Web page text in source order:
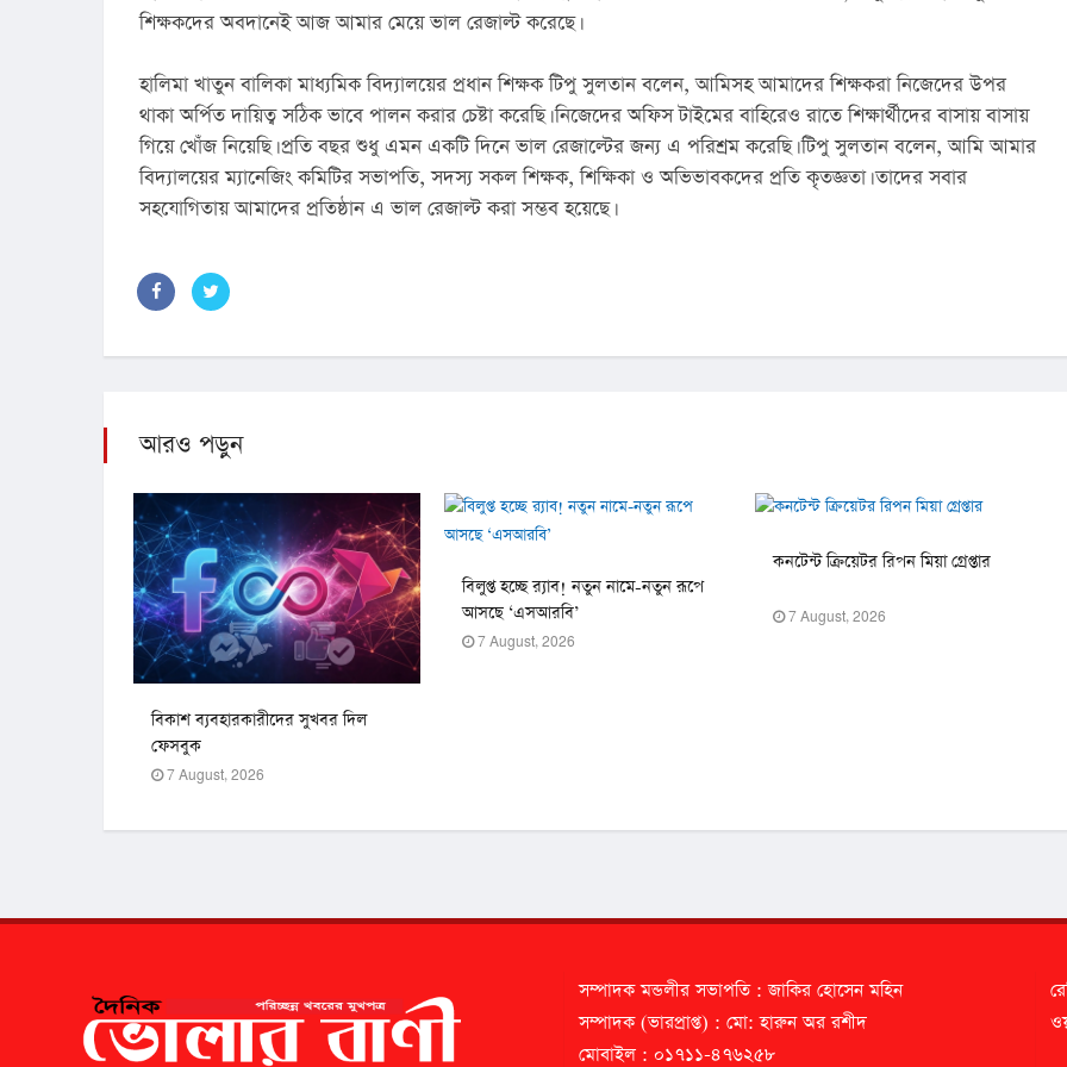
শিক্ষকদের অবদানেই আজ আমার মেয়ে ভাল রেজাল্ট করেছে।
হালিমা খাতুন বালিকা মাধ্যমিক বিদ্যালয়ের প্রধান শিক্ষক টিপু সুলতান বলেন, আমিসহ আমাদের শিক্ষকরা নিজেদের উপর
থাকা অর্পিত দায়িত্ব সঠিক ভাবে পালন করার চেষ্টা করেছি। নিজেদের অফিস টাইমের বাহিরেও রাতে শিক্ষার্থীদের বাসায় বাসায়
গিয়ে খোঁজ নিয়েছি। প্রতি বছর শুধু এমন একটি দিনে ভাল রেজাল্টের জন্য এ পরিশ্রম করেছি। টিপু সুলতান বলেন, আমি আমার
বিদ্যালয়ের ম্যানেজিং কমিটির সভাপতি, সদস্য সকল শিক্ষক, শিক্ষিকা ও অভিভাবকদের প্রতি কৃতজ্ঞতা। তাদের সবার
সহযোগিতায় আমাদের প্রতিষ্ঠান এ ভাল রেজাল্ট করা সম্ভব হয়েছে।
আরও পড়ুন
বিকাশ ব্যবহারকারীদের সুখবর দিল
ফেসবুক
7 August, 2026
বিলুপ্ত হচ্ছে র‍্যাব! নতুন নামে-নতুন রূপে
আসছে ‘এসআরবি’
7 August, 2026
কনটেন্ট ক্রিয়েটর রিপন মিয়া গ্রেপ্তার
7 August, 2026
সম্পাদক মন্ডলীর সভাপতি : জাকির হোসেন মহিন
সম্পাদক (ভারপ্রাপ্ত) : মো: হারুন অর রশীদ
মোবাইল : ০১৭১১-৪৭৬২৫৮